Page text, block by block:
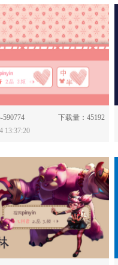
分享：
590774
下载量：45192
13:37:20